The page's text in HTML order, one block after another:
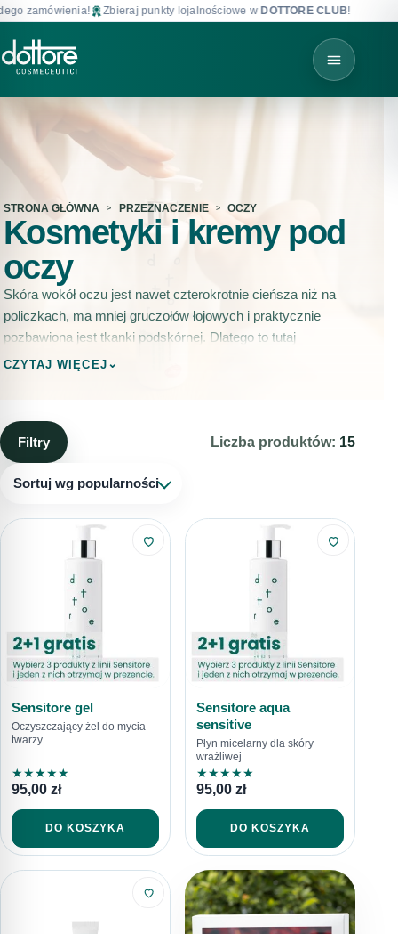
Zbieraj punkty lojalnościowe wDOTTORE CLUB!
STRONA GŁÓWNA PRZEZNACZENIE OCZY
Kosmetyki i kremy pod
oczy
Skóra wokół oczu jest nawet czterokrotnie cieńsza niż na
policzkach, ma mniej gruczołów łojowych i praktycznie
pozbawiona jest tkanki podskórnej. Dlatego to tutaj
najwcześniej pojawiają się zmarszczki, cienie i opuchnięcia – i
Na zmarszczki i utratę jędrności
stężeniu bezpiecznym dla okolicy oka oraz Peptide eyez
kompleksem peptydowym, łagodniejszy dla cery reaktywnej.
Na przesuszenie i uczucie ściągnięcia
Krem pod oczy nakładaj opuszkiem palca serdecznego,
wklepując delikatnie wzdłuż kości oczodołu – nigdy nie
rozciągaj skóry.
CZYTAJ WIĘCEJ ⌄
Filtry Liczba produktów: 15
Sortuj wg popularności
Sensitore gel
Oczyszczający żel do mycia
twarzy
★★★★★
95,00 zł
DO KOSZYKA
Sensitore aqua
sensitive
Płyn micelarny dla skóry
wrażliwej
★★★★★
95,00 zł
DO KOSZYKA